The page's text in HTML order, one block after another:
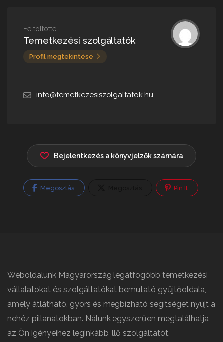
Feltöltötte
Temetkezési szolgáltatók
Profil megtekintése
info@temetkezesiszolgaltatok.hu
Bejelentkezés a könyvjelzők számára
Megosztás Pin It
Weboldalunk Magyarország legátfogóbb temetkezési
vállalatokat és szolgáltatókat bemutató gyűjtőoldala,
amely átlátható, gyors és megbízható segítséget nyújt a
nehéz pillanatokban. Nálunk egyszerűen megtalálhatja
az Ön igényeihez leginkább illő szolgáltatót,